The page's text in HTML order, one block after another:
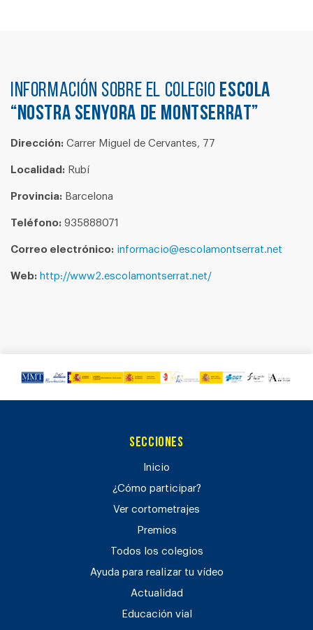
Información sobre el colegio ESCOLA
“NOSTRA SENYORA DE MONTSERRAT”
Dirección: Carrer Miguel de Cervantes, 77
Localidad: Rubí
Provincia: Barcelona
Teléfono: 935888071
Correo electrónico: informacio@escolamontserrat.net
Web: http://www2.escolamontserrat.net/
Secciones
Inicio
¿Cómo participar?
Ver cortometrajes
Premios
Todos los colegios
Ayuda para realizar tu vídeo
Actualidad
Educación vial